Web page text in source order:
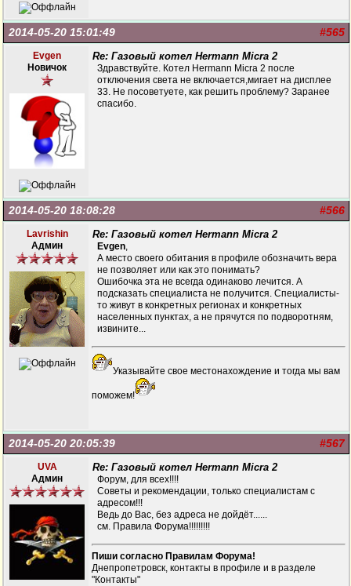
#565
2014-05-20 15:01:49
Evgen
Новичок
Re: Газовый котел Hermann Micra 2
Здравствуйте. Котел Hermann Micra 2 после
отключения света не включается,мигает на дисплее
33. Не посоветуете, как решить проблему? Заранее
спасибо.
#566
2014-05-20 18:08:28
Lavrishin
Админ
Re: Газовый котел Hermann Micra 2
Evgen,
А место своего обитания в профиле обозначить вера
не позволяет или как это понимать?
Ошибочка эта не всегда одинаково лечится. А
подсказать специалиста не получится. Специалисты-
то живут в конкретных регионах и конкретных
населенных пунктах, а не прячутся по подворотням,
извините...
Указывайте свое местонахождение и тогда мы вам
поможем!
#567
2014-05-20 20:05:39
UVA
Админ
Re: Газовый котел Hermann Micra 2
Форум, для всех!!!!
Советы и рекомендации, только специалистам с
адресом!!!
Ведь до Вас, без адреса не дойдёт......
см. Правила Форума!!!!!!!!!
Пиши согласно Правилам Форума!
Днепропетровск, контакты в профиле и в разделе
"Контакты"